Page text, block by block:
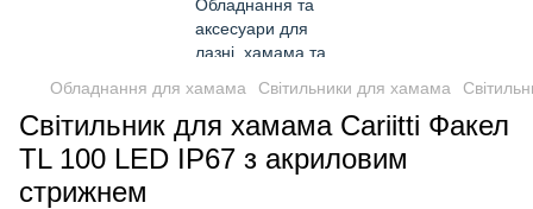
Обладнання для хамама Світильники для хамама
Світильник для хамама Cariitti Факел
TL 100 LED IP67 з акриловим
стрижнем